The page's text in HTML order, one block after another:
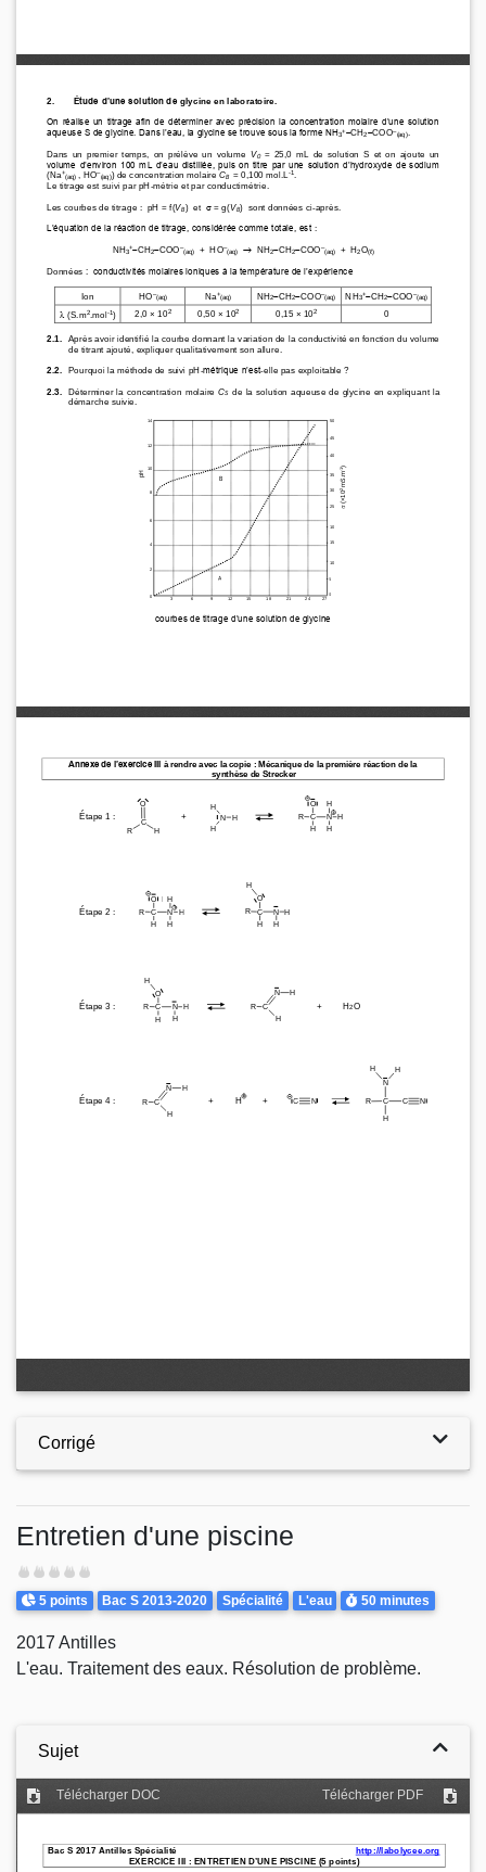
Corrigé
Entretien d'une piscine
Difficulté
Points
5 points Theme
Bac S 2013-2020 Spécialité L'eau Durée
50 minutes
2017 Antilles
L'eau. Traitement des eaux. Résolution de problème.
Sujet